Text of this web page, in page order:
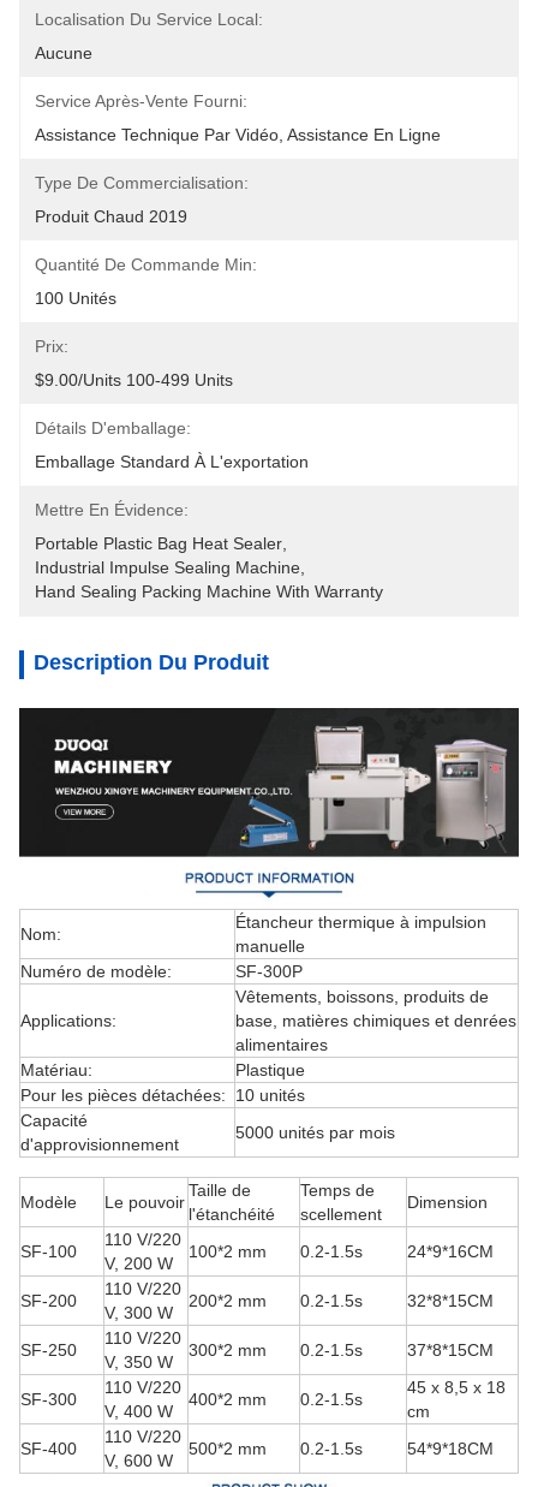
Localisation Du Service Local:
Aucune
Service Après-Vente Fourni:
Assistance Technique Par Vidéo, Assistance En Ligne
Type De Commercialisation:
Produit Chaud 2019
Quantité De Commande Min:
100 Unités
Prix:
$9.00/units 100-499 Units
Détails D'emballage:
Emballage Standard À L'exportation
Mettre En Évidence:
Portable Plastic Bag Heat Sealer
Industrial Impulse Sealing Machine
Hand Sealing Packing Machine With Warranty
Description Du Produit
Nom:
Étancheur thermique à impulsion
manuelle
Numéro de modèle:
SF-300P
Applications:
Vêtements, boissons, produits de
base, matières chimiques et denrées
alimentaires
Matériau:
Plastique
Pour les pièces détachées:
10 unités
Capacité
d'approvisionnement
5000 unités par mois
Modèle Le pouvoir
Taille de
l'étanchéité
Temps de
scellement
Dimension
SF-100
110 V/220
V, 200 W
100*2 mm 0.2-1.5s 24*9*16CM
SF-200
110 V/220
V, 300 W
200*2 mm 0.2-1.5s 32*8*15CM
SF-250
110 V/220
V, 350 W
300*2 mm 0.2-1.5s 37*8*15CM
SF-300
110 V/220
V, 400 W
400*2 mm 0.2-1.5s
45 x 8,5 x 18
cm
SF-400
110 V/220
V, 600 W
500*2 mm 0.2-1.5s 54*9*18CM